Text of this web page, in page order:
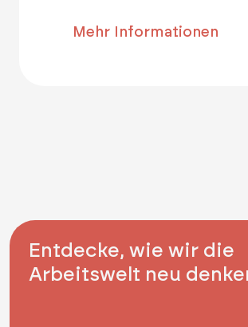
Mehr Informationen
Entdecke, wie wir die
Arbeitswelt neu